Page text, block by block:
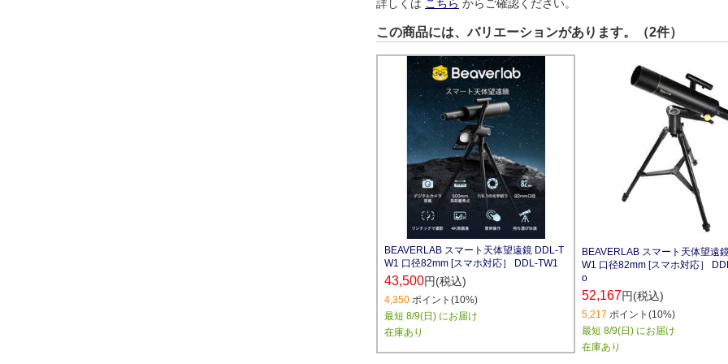
詳しくは こちら からご確認ください。
この商品には、バリエーションがあります。（2件）
BEAVERLAB スマート天体望遠鏡 DDL-T
W1 口径82mm [スマホ対応］ DDL-TW1
43,500円(税込)
4,350 ポイント(10%)
最短 8/9(日) にお届け
在庫あり
BEAVERLAB スマート天体望遠
W1 口径82mm [スマホ対応］
o
52,167円(税込)
5,217 ポイント(10%)
最短 8/9(日) にお届け
在庫あり